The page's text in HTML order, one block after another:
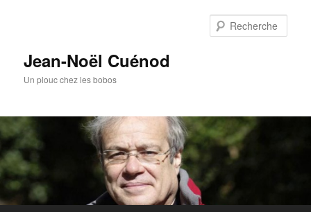
Jean-Noël Cuénod
Un plouc chez les bobos